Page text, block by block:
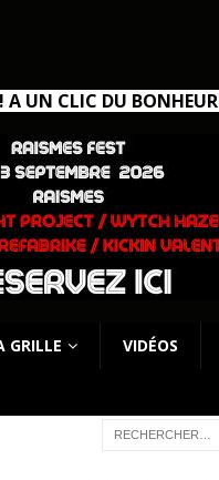
A UN CLIC DU BONHEUR
GRILLE VIDÉOS